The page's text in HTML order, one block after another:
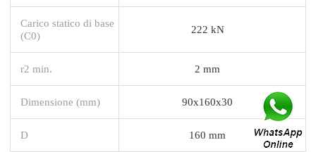
Carico statico di base
(C0)
222 kN
r2 min. 2 mm
Dimensione (mm) 90x160x30
D 160 mm